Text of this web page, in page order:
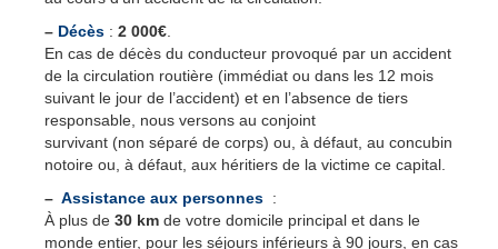
– Décès : 2 000€
En cas de décès du conducteur provoqué par un accident
de la circulation routière (immédiat ou dans les 12 mois
suivant le jour de l’accident) et en l’absence de tiers
responsable, nous versons au conjoint
survivant (non séparé de corps) ou, à défaut, au concubin
notoire ou, à défaut, aux héritiers de la victime ce capital.
– Assistance aux personnes :
À plus de 30 km de votre domicile principal et dans le
monde entier, pour les séjours inférieurs à 90 jours, en cas